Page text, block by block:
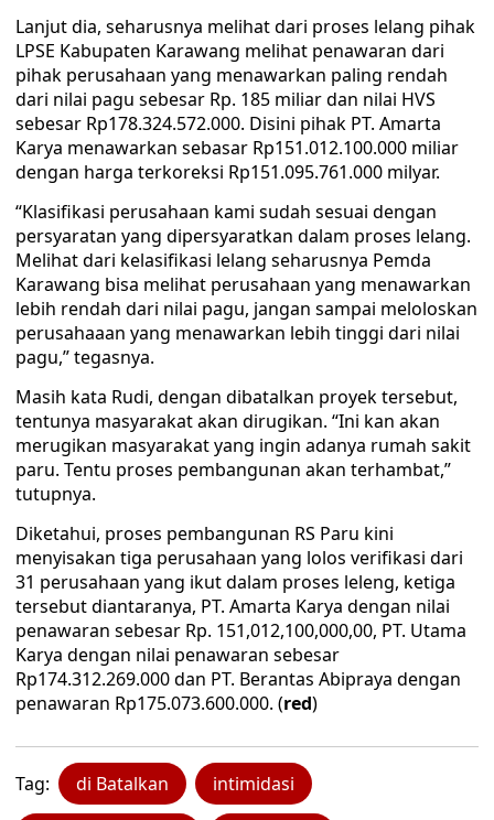
Lanjut dia, seharusnya melihat dari proses lelang pihak
LPSE Kabupaten Karawang melihat penawaran dari
pihak perusahaan yang menawarkan paling rendah
dari nilai pagu sebesar Rp. 185 miliar dan nilai HVS
sebesar Rp178.324.572.000. Disini pihak PT. Amarta
Karya menawarkan sebasar Rp151.012.100.000 miliar
dengan harga terkoreksi Rp151.095.761.000 milyar.
“Klasifikasi perusahaan kami sudah sesuai dengan
persyaratan yang dipersyaratkan dalam proses lelang.
Melihat dari kelasifikasi lelang seharusnya Pemda
Karawang bisa melihat perusahaan yang menawarkan
lebih rendah dari nilai pagu, jangan sampai meloloskan
perusahaaan yang menawarkan lebih tinggi dari nilai
pagu,” tegasnya.
Masih kata Rudi, dengan dibatalkan proyek tersebut,
tentunya masyarakat akan dirugikan. “Ini kan akan
merugikan masyarakat yang ingin adanya rumah sakit
paru. Tentu proses pembangunan akan terhambat,”
tutupnya.
Diketahui, proses pembangunan RS Paru kini
menyisakan tiga perusahaan yang lolos verifikasi dari
31 perusahaan yang ikut dalam proses leleng, ketiga
tersebut diantaranya, PT. Amarta Karya dengan nilai
penawaran sebesar Rp. 151,012,100,000,00, PT. Utama
Karya dengan nilai penawaran sebesar
Rp174.312.269.000 dan PT. Berantas Abipraya dengan
penawaran Rp175.073.600.000. (red)
Tag: di Batalkan intimidasi